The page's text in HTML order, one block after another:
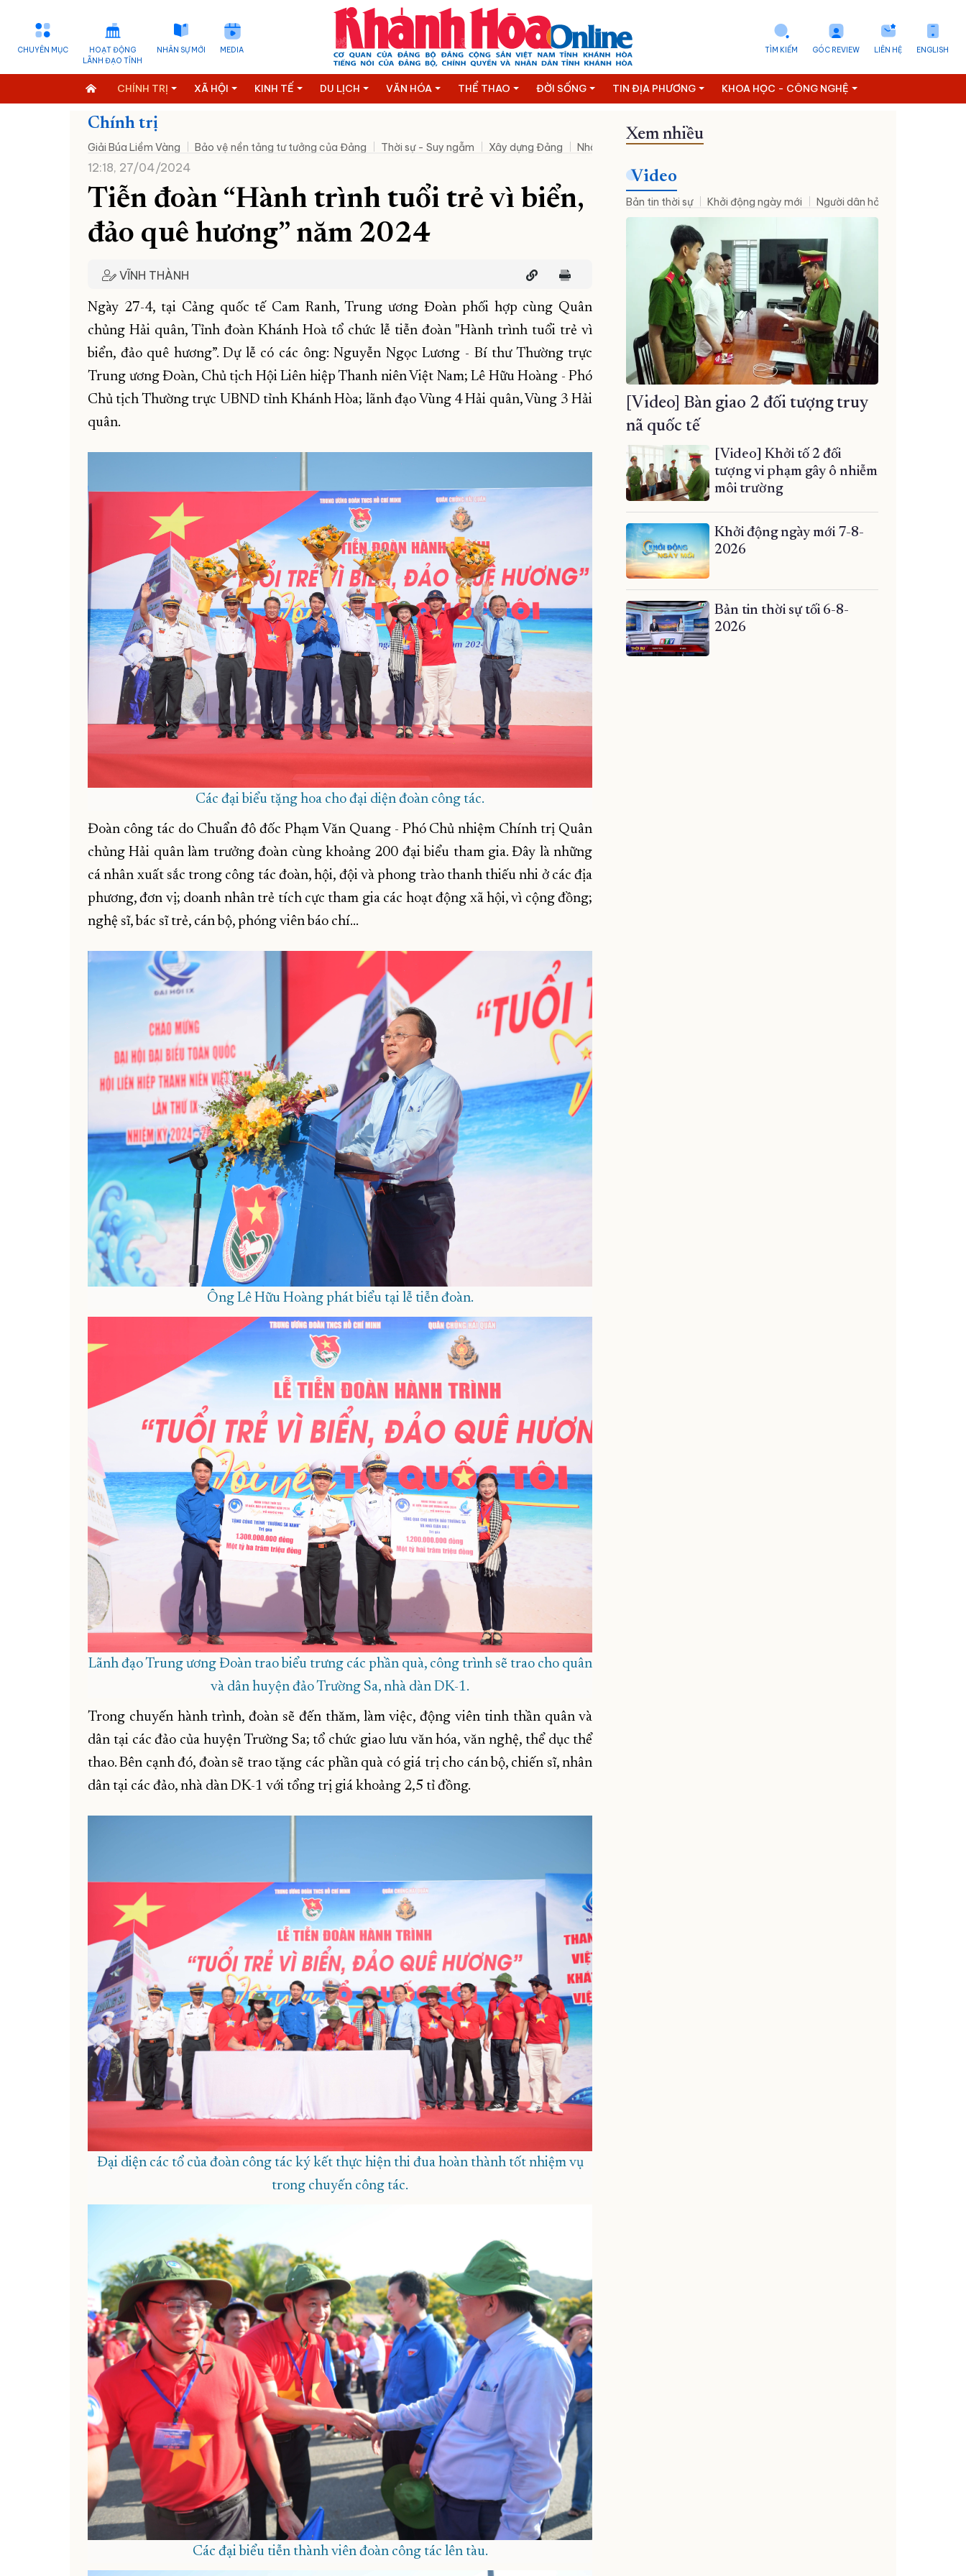
CHUYÊN MỤC
HOẠT ĐỘNG
LÃNH ĐẠO TỈNH
NHÂN SỰ MỚI MEDIA ENGLISH
LIÊN HỆ
GÓC REVIEW
TÌM KIẾM
CHÍNH TRỊ XÃ HỘI KINH TẾ DU LỊCH VĂN HÓA THỂ THAO ĐỜI SỐNG TIN ĐỊA PHƯƠNG KHOA HỌC - CÔNG NGHỆ
Chính trị
Giải Búa Liềm Vàng Bảo vệ nền tảng tư tưởng của Đảng Thời sự - Suy ngẫm Xây dựng Đảng Nhân sự mới Đưa NQ09 vào cuộc sống
12:18, 27/04/2024
Tiễn đoàn “Hành trình tuổi trẻ vì biển,
đảo quê hương” năm 2024
VĨNH THÀNH
Ngày 27-4, tại Cảng quốc tế Cam Ranh, Trung ương Đoàn phối hợp cùng Quân
chủng Hải quân, Tỉnh đoàn Khánh Hoà tổ chức lễ tiễn đoàn "Hành trình tuổi trẻ vì
biển, đảo quê hương”. Dự lễ có các ông: Nguyễn Ngọc Lương - Bí thư Thường trực
Trung ương Đoàn, Chủ tịch Hội Liên hiệp Thanh niên Việt Nam; Lê Hữu Hoàng - Phó
Chủ tịch Thường trực UBND tỉnh Khánh Hòa; lãnh đạo Vùng 4 Hải quân, Vùng 3 Hải
quân.
Các đại biểu tặng hoa cho đại diện đoàn công tác.
Đoàn công tác do Chuẩn đô đốc Phạm Văn Quang - Phó Chủ nhiệm Chính trị Quân
chủng Hải quân làm trưởng đoàn cùng khoảng 200 đại biểu tham gia. Đây là những
cá nhân xuất sắc trong công tác đoàn, hội, đội và phong trào thanh thiếu nhi ở các địa
phương, đơn vị; doanh nhân trẻ tích cực tham gia các hoạt động xã hội, vì cộng đồng;
nghệ sĩ, bác sĩ trẻ, cán bộ, phóng viên báo chí...
Ông Lê Hữu Hoàng phát biểu tại lễ tiễn đoàn.
Lãnh đạo Trung ương Đoàn trao biểu trưng các phần quà, công trình sẽ trao cho quân
và dân huyện đảo Trường Sa, nhà dàn DK-1.
Trong chuyến hành trình, đoàn sẽ đến thăm, làm việc, động viên tinh thần quân và
dân tại các đảo của huyện Trường Sa; tổ chức giao lưu văn hóa, văn nghệ, thể dục thể
thao. Bên cạnh đó, đoàn sẽ trao tặng các phần quà có giá trị cho cán bộ, chiến sĩ, nhân
dân tại các đảo, nhà dàn DK-1 với tổng trị giá khoảng 2,5 tỉ đồng.
Đại diện các tổ của đoàn công tác ký kết thực hiện thi đua hoàn thành tốt nhiệm vụ
trong chuyến công tác.
Các đại biểu tiễn thành viên đoàn công tác lên tàu.
Xem nhiều
Video
Bản tin thời sự Khởi động ngày mới Người dân hỏi – Cơ quan nhà
[Video] Bàn giao 2 đối tượng truy
nã quốc tế
[Video] Khởi tố 2 đối
tượng vi phạm gây ô nhiễm
môi trường
Khởi động ngày mới 7-8-
2026
Bản tin thời sự tối 6-8-
2026